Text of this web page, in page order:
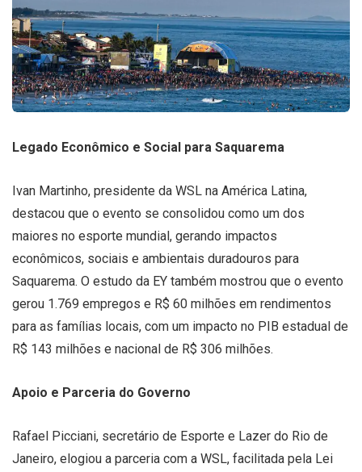
Legado Econômico e Social para Saquarema
Ivan Martinho, presidente da WSL na América Latina,
destacou que o evento se consolidou como um dos
maiores no esporte mundial, gerando impactos
econômicos, sociais e ambientais duradouros para
Saquarema. O estudo da EY também mostrou que o evento
gerou 1.769 empregos e R$ 60 milhões em rendimentos
para as famílias locais, com um impacto no PIB estadual de
R$ 143 milhões e nacional de R$ 306 milhões.
Apoio e Parceria do Governo
Rafael Picciani, secretário de Esporte e Lazer do Rio de
Janeiro, elogiou a parceria com a WSL, facilitada pela Lei